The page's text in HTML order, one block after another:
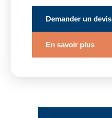
Demander un devis
En savoir plus